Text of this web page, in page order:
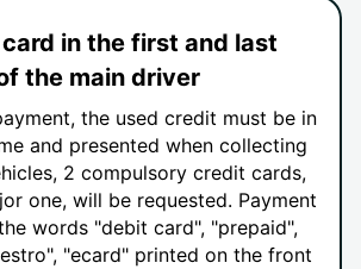
in the first and last
the main driver
the used credit must be in
and presented when collecting
2 compulsory credit cards,
one, will be requested. Payment
words "debit card", "prepaid",
"ecard" printed on the front